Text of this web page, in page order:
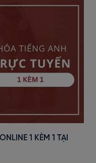
1 KÈM 1 TẠI